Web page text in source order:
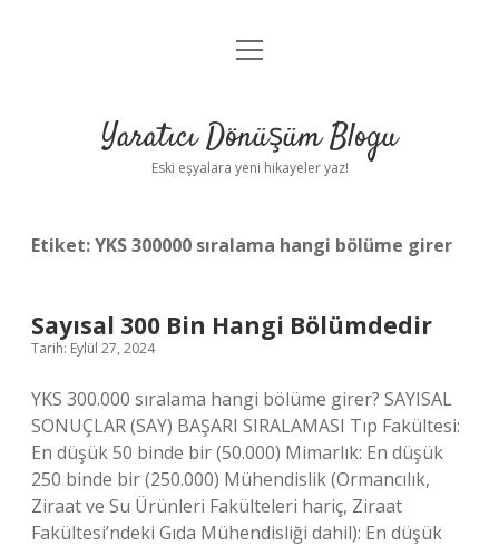
Anasayfa
Yasal Uyarı
menüyü
Yaratıcı Dönüşüm Blogu
Eski eşyalara yeni hikayeler yaz!
Etiket:YKS 300000 sıralama hangi bölüme girer
Sayısal 300 Bin Hangi Bölümdedir
Tarih: Eylül 27, 2024
YKS 300.000 sıralama hangi bölüme girer? SAYISAL
SONUÇLAR (SAY) BAŞARI SIRALAMASI Tıp Fakültesi:
En düşük 50 binde bir (50.000) Mimarlık: En düşük
250 binde bir (250.000) Mühendislik (Ormancılık,
Ziraat ve Su Ürünleri Fakülteleri hariç, Ziraat
Fakültesi’ndeki Gıda Mühendisliği dahil): En düşük